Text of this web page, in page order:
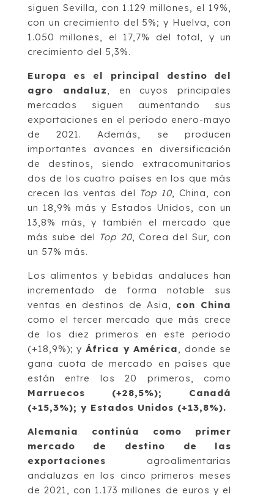
siguen Sevilla, con 1.129 millones, el 19%,
con un crecimiento del 5%; y Huelva, con
1.050 millones, el 17,7% del total, y un
crecimiento del 5,3%.
Europa es el principal destino del
agro andaluz, en cuyos principales
mercados siguen aumentando sus
exportaciones en el período enero-mayo
de 2021. Además, se producen
importantes avances en diversificación
de destinos, siendo extracomunitarios
dos de los cuatro países en los que más
crecen las ventas del Top 10, China, con
un 18,9% más y Estados Unidos, con un
13,8% más, y también el mercado que
más sube del Top 20, Corea del Sur, con
un 57% más.
Los alimentos y bebidas andaluces han
incrementado de forma notable sus
ventas en destinos de Asia, con China
como el tercer mercado que más crece
de los diez primeros en este periodo
(+18,9%); y África y América, donde se
gana cuota de mercado en países que
están entre los 20 primeros, como
Marruecos (+28,5%); Canadá
(+15,3%); y Estados Unidos (+13,8%).
Alemania continúa como primer
mercado de destino de las
exportaciones agroalimentarias
andaluzas en los cinco primeros meses
de 2021, con 1.173 millones de euros y el